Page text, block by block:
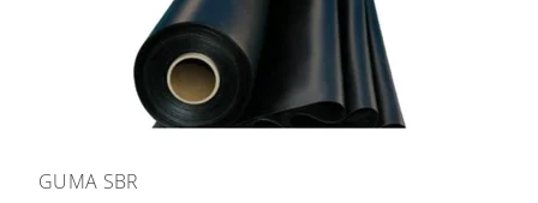
GUMA SBR